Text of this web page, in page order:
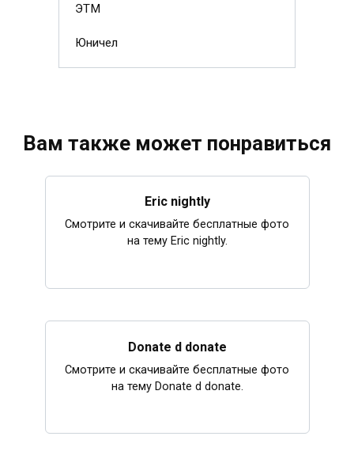
ЭТМ
Юничел
Вам также может понравиться
Eric nightly
Смотрите и скачивайте бесплатные фото
на тему Eric nightly.
Donate d donate
Смотрите и скачивайте бесплатные фото
на тему Donate d donate.